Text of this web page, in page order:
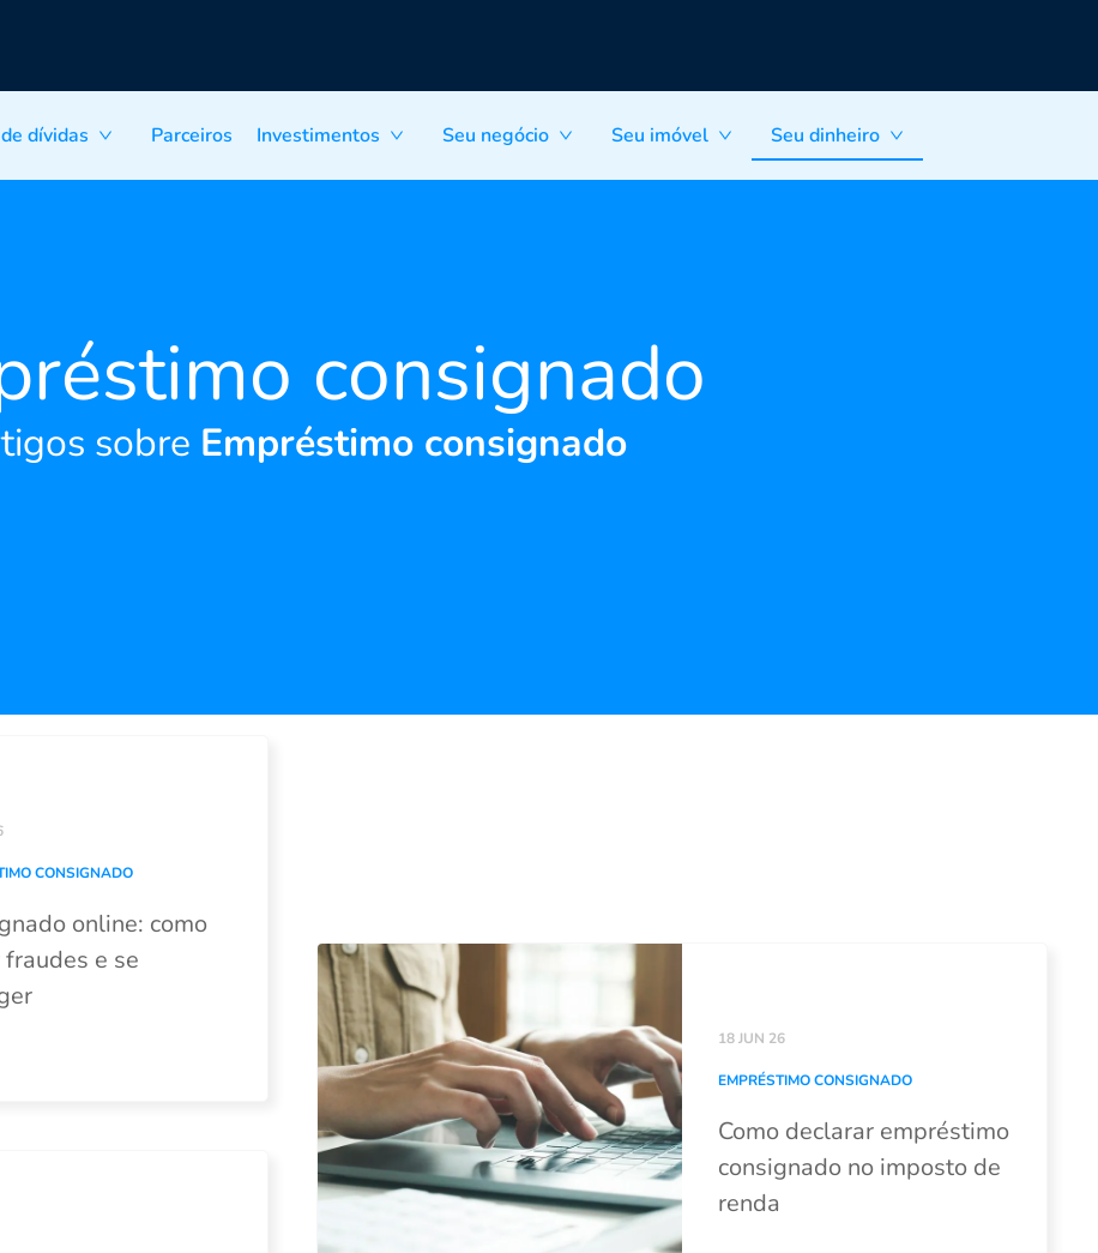
dívidas Parceiros Investimentos Seu negócio Seu imóvel Seu dinheiro
consignado
sobre Empréstimo consignado
CONSIGNADO
online: como
e se
18 JUN 26
EMPRÉSTIMO CONSIGNADO
Como declarar empréstimo
consignado no imposto de
renda